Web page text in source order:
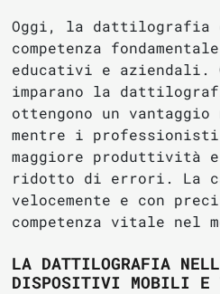
Oggi, la dattilografia
competenza
educativi e aziendali.
imparano la
ottengono un
mentre i
maggiore produttività e
ridotto di errori. La
velocemente e con
competenza vitale nel
LA DATTILOGRAFIA
DISPOSITIVI MOBILI E